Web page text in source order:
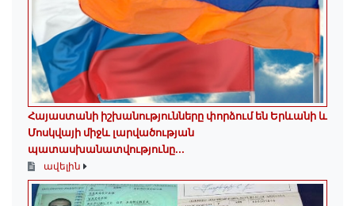
Հայաստանի իշխանությունները փորձում են Երևանի և
Մոսկվայի միջև լարվածության
պատասխանատվությունը...
ավելին